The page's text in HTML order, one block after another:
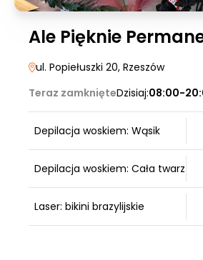
Ale Pięknie
ul. Popiełuszki 20, Rzeszów
Teraz zamknięteDzisiaj:08:00-
Depilacja woskiem: Wąsik
Depilacja woskiem: Cała twarz
Laser: bikini brazylijskie